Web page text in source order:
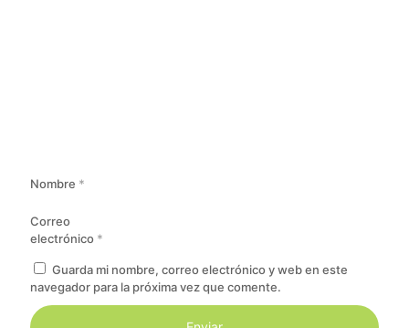
Nombre *
Correo
electrónico *
Guarda mi nombre, correo electrónico y web en este
navegador para la próxima vez que comente.